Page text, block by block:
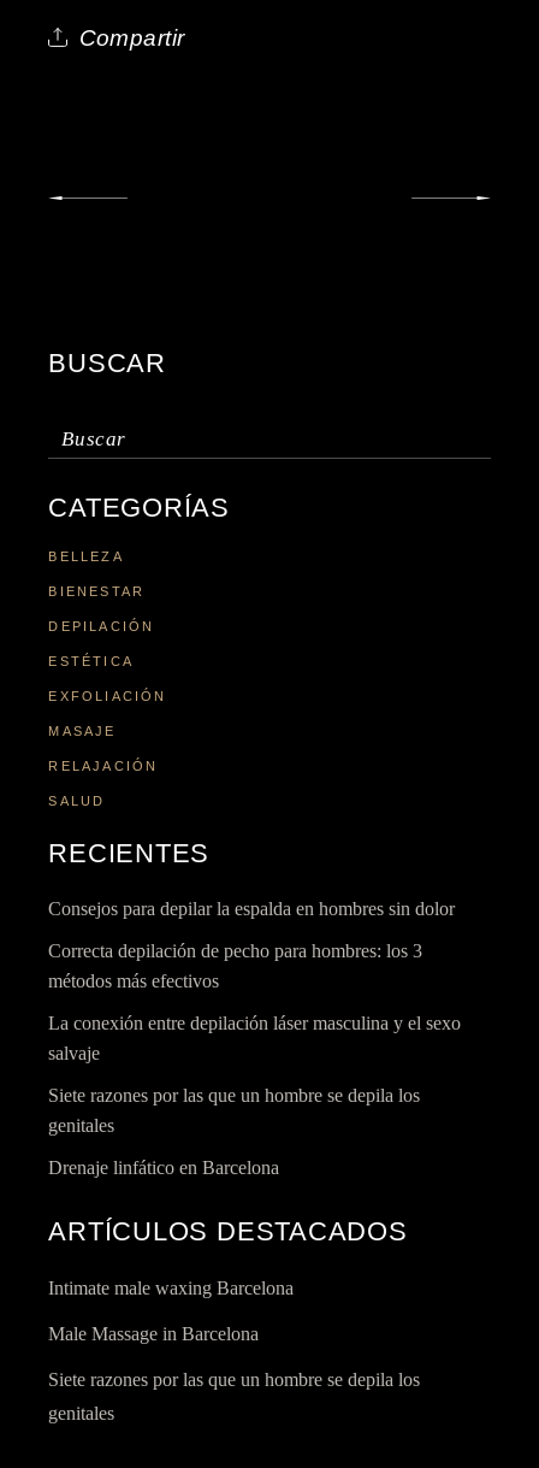
Compartir
BUSCAR
CATEGORÍAS
BELLEZA
BIENESTAR
DEPILACIÓN
ESTÉTICA
EXFOLIACIÓN
MASAJE
RELAJACIÓN
SALUD
RECIENTES
Consejos para depilar la espalda en hombres sin dolor
Correcta depilación de pecho para hombres: los 3
métodos más efectivos
La conexión entre depilación láser masculina y el sexo
salvaje
Siete razones por las que un hombre se depila los
genitales
Drenaje linfático en Barcelona
ARTÍCULOS DESTACADOS
Intimate male waxing Barcelona
Male Massage in Barcelona
Siete razones por las que un hombre se depila los
genitales